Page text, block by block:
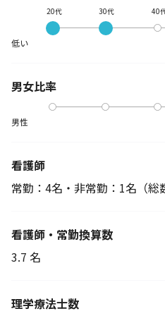
低い
20代 30代 40
男女比率
男性
看護師
常勤：4名・非常勤：1名 （総
看護師・常勤換算数
3.7 名
理学療法士数